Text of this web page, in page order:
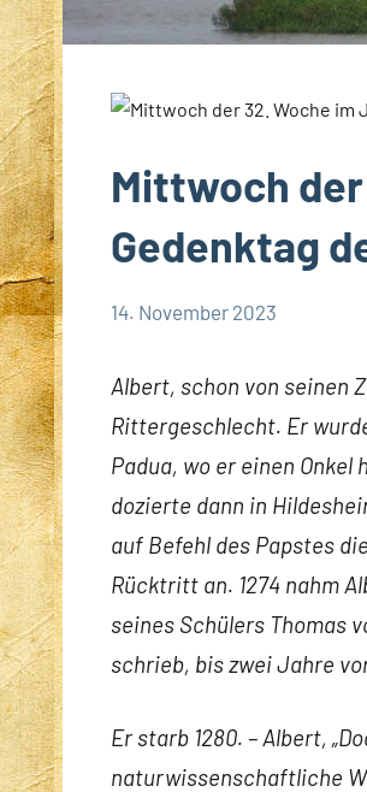
Mittwoch
Gedenktag
14. November 2023
Albert, schon von seinen
Rittergeschlecht. Er
Padua, wo er einen Onkel
dozierte dann in
auf Befehl des Papstes
Rücktritt an. 1274 nahm
seines Schülers Thomas
schrieb, bis zwei Jahre
Er starb 1280. – Albert,
naturwissenschaftliche